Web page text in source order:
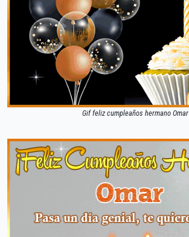
Gif feliz cumpleaños hermano Omar